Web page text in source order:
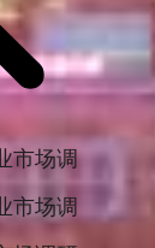
市场调
市场调